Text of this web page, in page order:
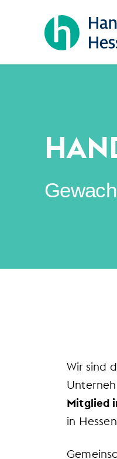
Wir sind
Mitglied
in